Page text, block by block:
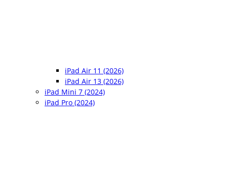
iPad Air 11 (2026)
iPad Air 13 (2026)
iPad Mini 7 (2024)
iPad Pro (2024)